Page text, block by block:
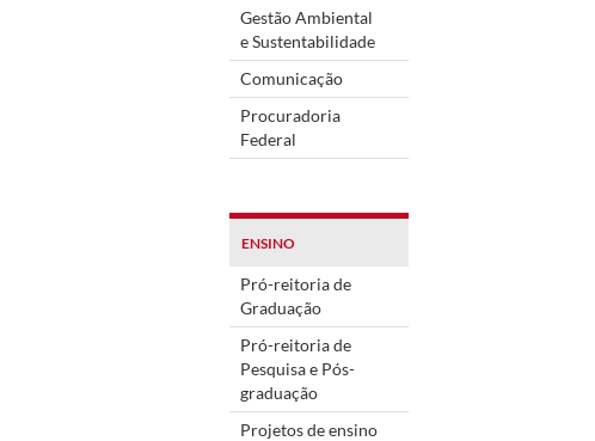
Gestão Ambiental
e Sustentabilidade
Comunicação
Procuradoria
Federal
ENSINO
Pró-reitoria de
Graduação
Pró-reitoria de
Pesquisa e Pós-
graduação
Projetos de ensino